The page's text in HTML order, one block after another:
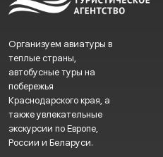
Организуем авиатуры в
теплые страны,
автобусные туры на
побережья
Краснодарского края, а
также увлекательные
экскурсии по Европе,
России и Беларуси.